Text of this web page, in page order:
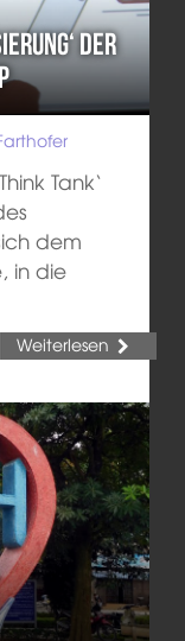
der
Tank‘
dem
in die
Weiterlesen